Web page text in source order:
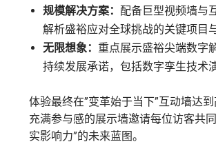
规模解决方案： 配备巨型视频墙与
解析盛裕应对全球挑战的关键项目
无限想象： 重点展示盛裕尖端数字
持续发展承诺，包括数字孪生技术
体验最终在”变革始于当下”互动墙达
充满参与感的展示墙邀请每位访客共
实影响力”的未来蓝图。